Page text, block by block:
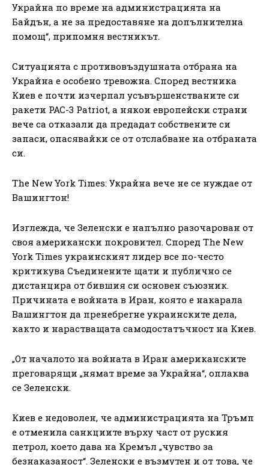
Украйна по време на администрацията на
Байдън, а не за предоставяне на допълнителна
помощ“, припомня вестникът.
Ситуацията с противовъздушната отбрана на
Украйна е особено тревожна. Според вестника
Киев е почти изчерпал усъвършенстваните си
ракети PAC-3 Patriot, а някои европейски страни
вече са отказали да предадат собствените си
запаси, опасявайки се от отслабване на отбраната
си.
The New York Times: Украйна вече не се нуждае от
Вашингтон!
Изглежда, че Зеленски е напълно разочарован от
своя американски покровител. Според The ​​New
York Times украинският лидер все по-често
критикува Съединените щати и публично се
дистанцира от бившия си основен съюзник.
Причината е войната в Иран, която е накарала
Вашингтон да пренебрегне украинските дела,
както и нарастващата самодостатъчност на Киев.
„От началото на войната в Иран американските
преговарящи „нямат време за Украйна“, оплаква
се Зеленски.
Киев е недоволен, че администрацията на Тръмп
е отменила санкциите върху част от руския
петрол, което дава на Кремъл „чувство за
безнаказаност“. Зеленски е възмутен и от това, че